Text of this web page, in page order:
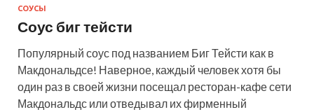
СОУСЫ
Соус биг тейсти
Популярный соус под названием Биг Тейсти как в
Макдональдсе! Наверное, каждый человек хотя бы
один раз в своей жизни посещал ресторан-кафе сети
Макдональдс или отведывал их фирменный